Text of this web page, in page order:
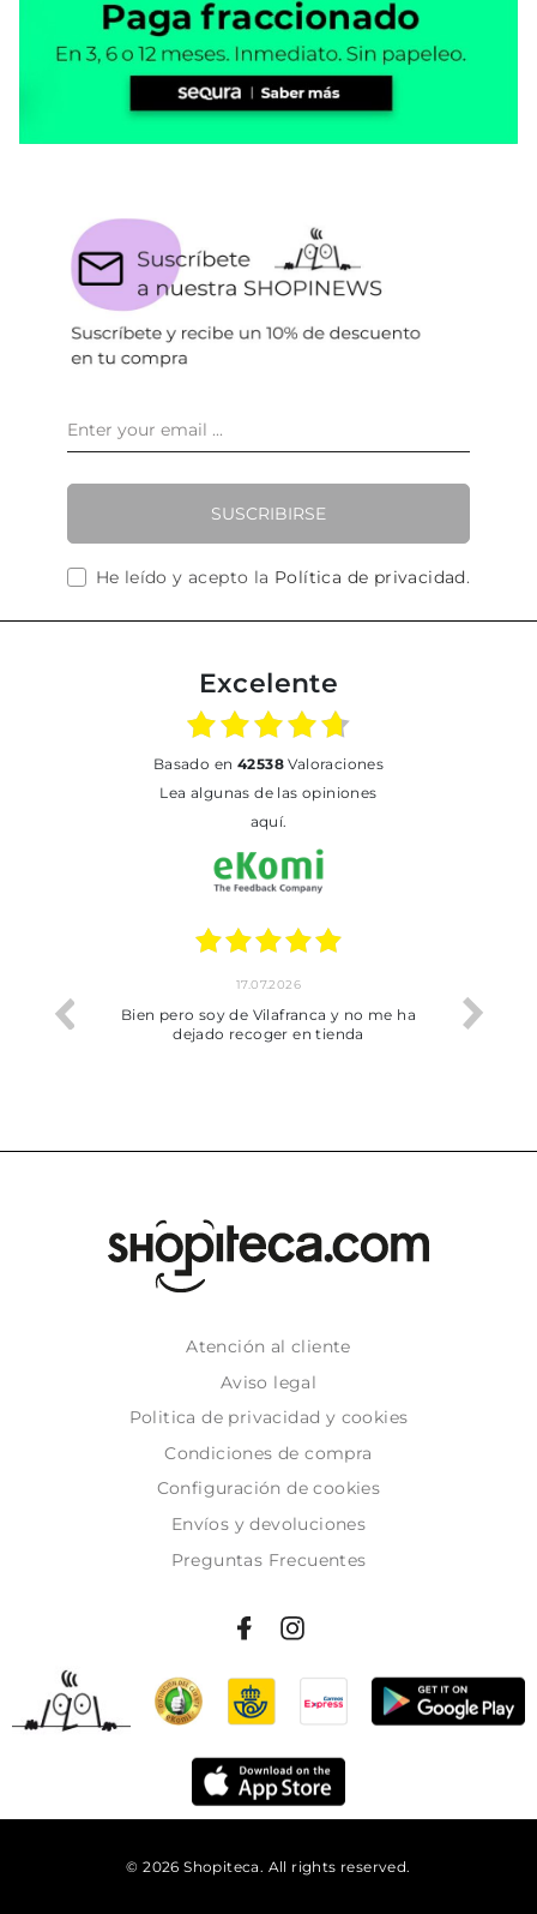
SUSCRIBIRSE
He leído y acepto la Política de privacidad.
Excelente
basado en 42538Valoraciones
Lea algunas de las opiniones
aquí.
trobat
17.07.2026
Bien pero soy de Vilafranca y no me ha
dejado recoger en tienda
Atención al cliente
Aviso legal
Politica de privacidad y cookies
Condiciones de compra
Configuración de cookies
Envíos y devoluciones
Preguntas Frecuentes
© 2026 Shopiteca. All rights reserved.